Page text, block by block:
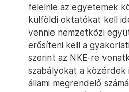
felelnie az egyetemek
külföldi oktatókat kell
vennie nemzetközi
erősíteni kell a
szerint az NKE-re
szabályokat a közérdek
állami megrendelő